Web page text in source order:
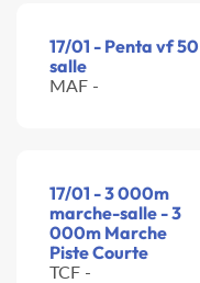
17/01 - Penta vf 50
salle
MAF -
17/01 - 3 000m
marche-salle - 3
000m Marche
Piste Courte
TCF -